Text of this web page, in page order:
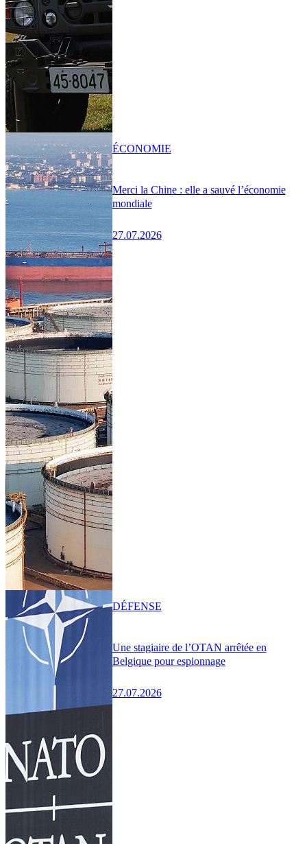
Merci la Chine : elle a sauvé l’économie
mondiale
27.07.2026
ÉCONOMIE
Une stagiaire de l’OTAN arrêtée en
Belgique pour espionnage
27.07.2026
DÉFENSE